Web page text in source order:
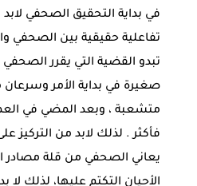
في بداية التحقيق الصحفي
تفاعلية حقيقية بين الصحفي
تبدو القضية التي يقرر
صغيرة في بداية الأمر
متشعبة ، وبعد المضي في
فأكثر . لذلك لابد من التركيز
يعاني الصحفي من قلة
الأحيان التكتم عليها، لذلك لا